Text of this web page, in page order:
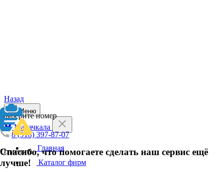
Назад
Выберите номер
8 (918) 397-87-07
Отменить
Спасибо, что помогаете сделать наш сервис ещё
лучше!
Меню
Махачкала
Главная
Каталог фирм